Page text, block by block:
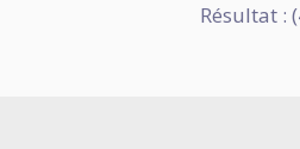
Résultat :